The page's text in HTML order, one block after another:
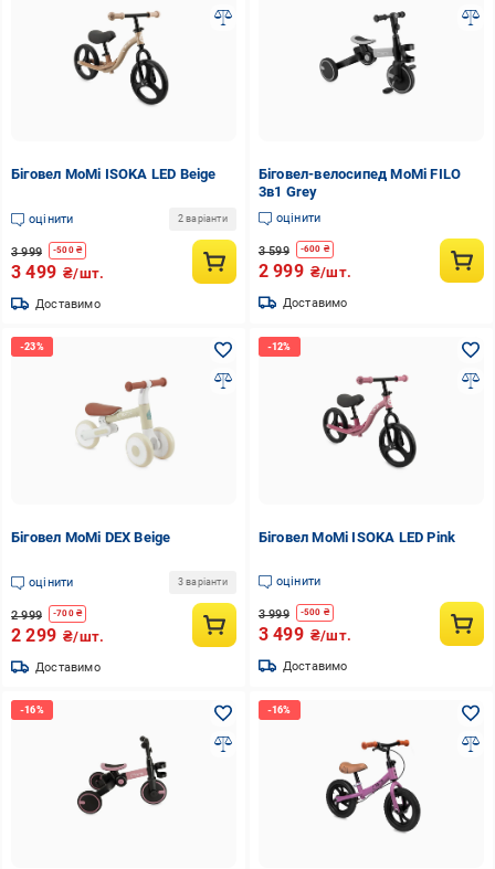
Біговел MoMi ISOKA LED Beige
оцінити 2 варіанти
3 999 -500₴
3 499 ₴/шт.
Доставимо
Біговел-велосипед MoMi FILO
3в1 Grey
оцінити
3 599 -600 ₴
2 999 ₴/шт.
Доставимо
Біговел MoMi DEX Beige
оцінити 3 варіанти
2 999 -700₴
2 299 ₴/шт.
Доставимо
Біговел MoMi ISOKA LED Pink
оцінити
3 999 -500 ₴
3 499 ₴/шт.
Доставимо